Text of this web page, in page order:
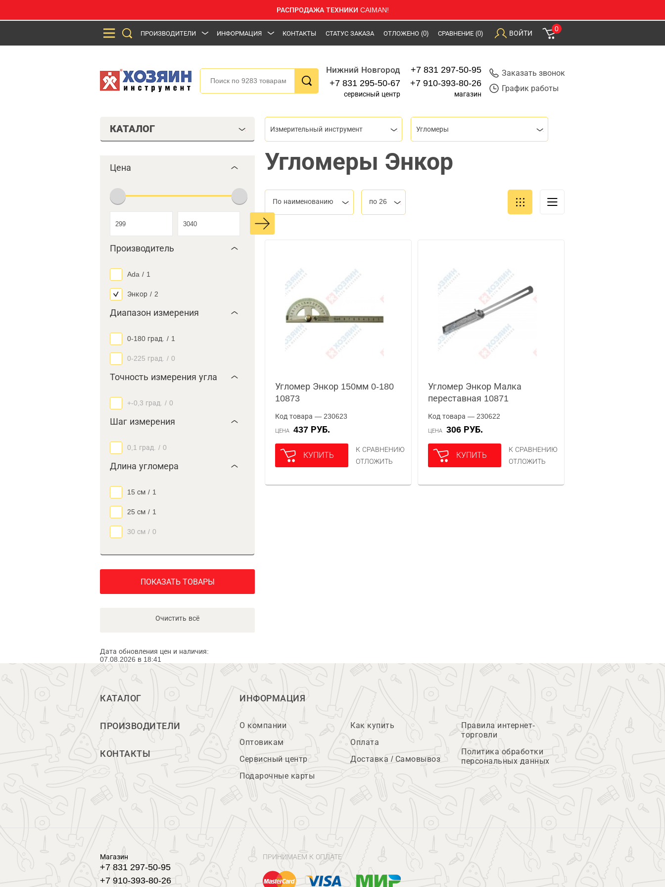
РАСПРОДАЖА ТЕХНИКИ CAIMAN!
ПРОИЗВОДИТЕЛИ ИНФОРМАЦИЯ КОНТАКТЫ СТАТУС ЗАКАЗА ОТЛОЖЕНО (0) СРАВНЕНИЕ (0) ВОЙТИ
0
Нижний Новгород
+7 831 295-50-67
сервисный центр
+7 831 297-50-95
+7 910-393-80-26
магазин
Заказать звонок
График работы
КАТАЛОГ
Цена
Производитель
Ada / 1
Энкор / 2
Диапазон измерения
0-180 град. / 1
0-225 град. / 0
Точность измерения угла
+-0,3 град. / 0
Шаг измерения
0,1 град. / 0
Длина угломера
15 см / 1
25 см / 1
30 см / 0
ПОКАЗАТЬ ТОВАРЫ
Очистить всё
Дата обновления цен и наличия:
07.08.2026 в 18:41
Измерительный инструмент Угломеры
Угломеры Энкор
По наименованию по 26
Угломер Энкор 150мм 0-180
10873
Код товара — 230623
ЦЕНА 437 РУБ.
КУПИТЬ
К СРАВНЕНИЮ
ОТЛОЖИТЬ
Угломер Энкор Малка
переставная 10871
Код товара — 230622
ЦЕНА 306 РУБ.
КУПИТЬ
К СРАВНЕНИЮ
ОТЛОЖИТЬ
КАТАЛОГ
ПРОИЗВОДИТЕЛИ
КОНТАКТЫ
ИНФОРМАЦИЯ
О компании
Оптовикам
Сервисный центр
Подарочные карты
Как купить
Оплата
Доставка / Самовывоз
Правила интернет-
торговли
Политика обработки
персональных данных
Магазин
+7 831 297-50-95
+7 910-393-80-26
ПРИНИМАЕМ К ОПЛАТЕ